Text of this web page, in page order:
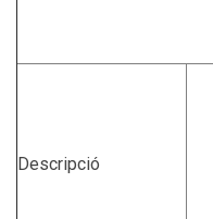
Descripció